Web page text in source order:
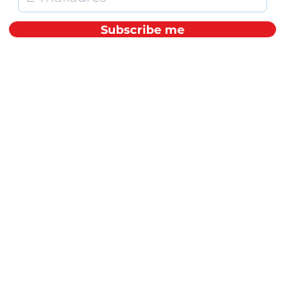
Subscribe me